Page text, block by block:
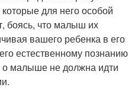
для него особой
боясь, что малыш их
вашего ребенка в его
естественному познанию
малыше не должна идти